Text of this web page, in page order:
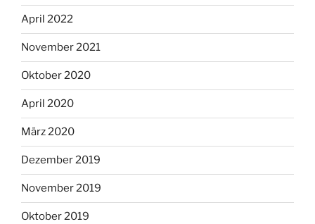
April 2022
November 2021
Oktober 2020
April 2020
März 2020
Dezember 2019
November 2019
Oktober 2019